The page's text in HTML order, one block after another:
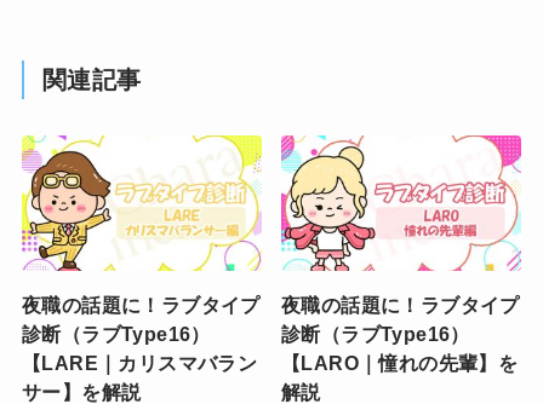
関連記事
夜職の話題に！ラブタイプ
診断（ラブType16）
【LARE｜カリスマバラン
サー】を解説
夜職の話題に！ラブタイプ
診断（ラブType16）
【LARO｜憧れの先輩】を
解説